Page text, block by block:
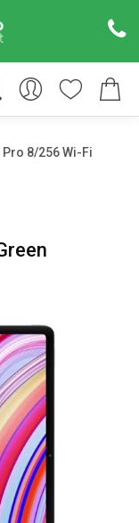
Pro 8/256 Wi-Fi